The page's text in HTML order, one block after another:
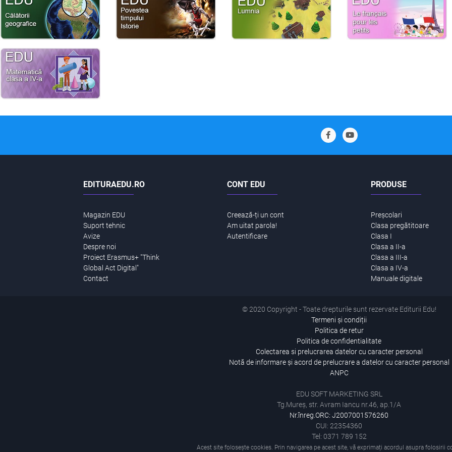
EDITURAEDU.RO
Magazin EDU
Suport tehnic
Avize
Despre noi
Proiect Erasmus+ "Think
Global Act Digital"
Contact
CONT EDU
Creează-ți un cont
Am uitat parola!
Autentificare
PRODUSE
Preșcolari
Clasa pregătitoare
Clasa I
Clasa a II-a
Clasa a III-a
Clasa a IV-a
Manuale digitale
© 2020 Copyright - Toate drepturile sunt rezervate Editurii Edu!
Termeni și condiții
Politica de retur
Politica de confidentialitate
Colectarea si prelucrarea datelor cu caracter personal
Notă de informare și acord de prelucrare a datelor cu caracter personal
ANPC
EDU SOFT MARKETING SRL
Tg.Mureș, str. Avram Iancu nr.46, ap.1/A
Nr.înreg.ORC: J2007001576260
CUI: 22354360
Tel: 0371 789 152
Acest site folosește cookies. Prin navigarea pe acest site, vă exprimați acordul asupra folosirii